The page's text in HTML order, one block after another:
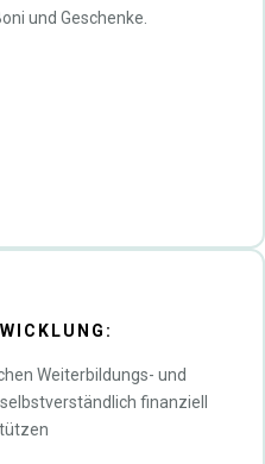
und Geschenke.
Weiterbildungs- und
finanziell